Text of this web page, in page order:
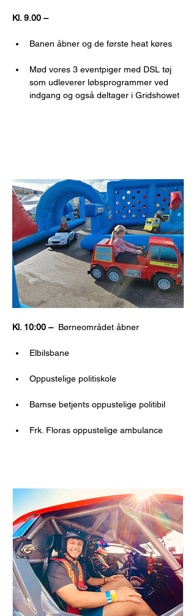
Kl. 9.00 –
Banen åbner og de første heat køres
Mød vores 3 eventpiger med DSL tøj
som udleverer løbsprogrammer ved
indgang og også deltager i Gridshowet
Kl. 10:00 – Børneområdet åbner
Elbilsbane
Oppustelige politiskole
Bamse betjents oppustelige politibil
Frk. Floras oppustelige ambulance